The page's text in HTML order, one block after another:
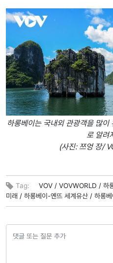
하롱베이는 국내외 관광객을 많
로 알려
(사진: 쯔엉 장/
Tag: VOV / VOVWORLD / 하
미래 / 하롱베이-옌뜨 세계유산 / 하롱